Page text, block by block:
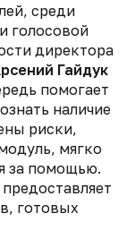
среди
голосовой
директора
Гайдук
помогает
наличие
риски,
мягко
за помощью.
готовых